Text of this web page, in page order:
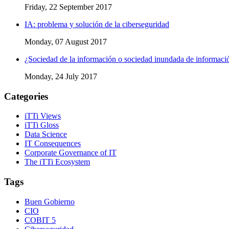
Friday, 22 September 2017
IA: problema y solución de la ciberseguridad
Monday, 07 August 2017
¿Sociedad de la información o sociedad inundada de
Monday, 24 July 2017
Categories
iTTi Views
iTTi Gloss
Data Science
IT Consequences
Corporate Governance of IT
The iTTi Ecosystem
Tags
Buen Gobierno
CIO
COBIT 5